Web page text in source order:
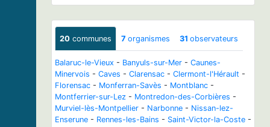
20 communes 7 organismes 31 observateurs
Balaruc-le-Vieux - Banyuls-sur-Mer - Caunes-
Minervois - Caves - Clarensac - Clermont-l'Hérault -
Florensac - Monferran-Savès - Montblanc -
Montferrier-sur-Lez - Montredon-des-Corbières -
Murviel-lès-Montpellier - Narbonne - Nissan-lez-
Enserune - Rennes-les-Bains - Saint-Victor-la-Coste -